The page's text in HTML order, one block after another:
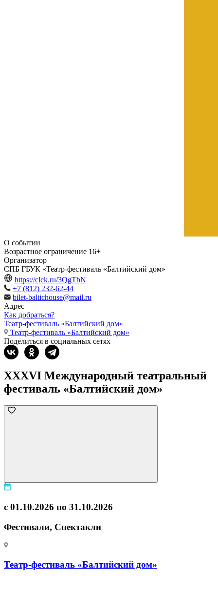
О событии
Возрастное ограничение 16+
Организатор
СПБ ГБУК «Театр-фестиваль «Балтийский дом»
https://clck.ru/3QgTbN
+7 (812) 232-62-44
bilet-baltichouse@mail.ru
Адрес
Как добраться?
Театр-фестиваль «Балтийский дом»
Театр-фестиваль «Балтийский дом»
Поделиться в социальных сетях
XXXVI Международный театральный
фестиваль «Балтийский дом»
с 01.10.2026 по 31.10.2026
Фестивали, Спектакли
Театр-фестиваль «Балтийский дом»